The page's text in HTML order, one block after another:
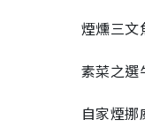
煙燻三文
素菜之選
自家煙